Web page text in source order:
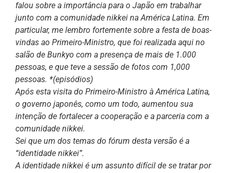
falou sobre a importância para o Japão em trabalhar
junto com a comunidade nikkei na América Latina. Em
particular, me lembro fortemente sobre a festa de boas-
vindas ao Primeiro-Ministro, que foi realizada aqui no
salão de Bunkyo com a presença de mais de 1.000
pessoas, e que teve a sessão de fotos com 1,000
pessoas. *(episódios)
Após esta visita do Primeiro-Ministro à América Latina,
o governo japonês, como um todo, aumentou sua
intenção de fortalecer a cooperação e a parceria com a
comunidade nikkei.
Sei que um dos temas do fórum desta versão é a
“identidade nikkei”.
A identidade nikkei é um assunto difícil de se tratar por